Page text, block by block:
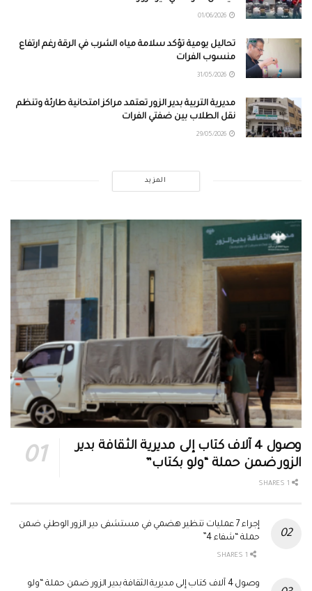
تحاليل يومية تؤكد سلامة مياه الشرب في الرقة رغم ارتفاع
منسوب الفرات
مديرية التربية بدير الزور تعتمد مراكز امتحانية طارئة وتنظم
نقل الطلاب بين ضفتي الفرات
المزيد
وصول 4 آلاف كتاب إلى مديرية الثقافة بدير
الزور ضمن حملة “ولو بكتاب”
إجراء 7 عمليات تنظير هضمي في مستشفى دير الزور الوطني ضمن
حملة “شفاء 4”
وصول 4 آلاف كتاب إلى مديرية الثقافة بدير الزور ضمن حملة “ولو